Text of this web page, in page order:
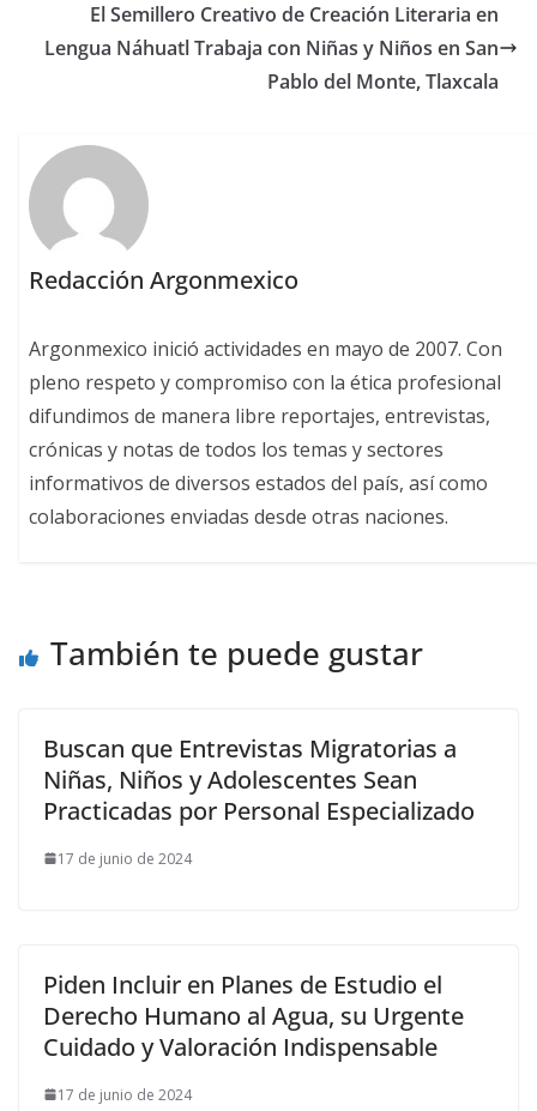
El Semillero Creativo de Creación Literaria en
Lengua Náhuatl Trabaja con Niñas y Niños en San
Pablo del Monte, Tlaxcala
Redacción Argonmexico
Argonmexico inició actividades en mayo de 2007. Con
pleno respeto y compromiso con la ética profesional
difundimos de manera libre reportajes, entrevistas,
crónicas y notas de todos los temas y sectores
informativos de diversos estados del país, así como
colaboraciones enviadas desde otras naciones.
También te puede gustar
Buscan que Entrevistas Migratorias a
Niñas, Niños y Adolescentes Sean
Practicadas por Personal Especializado
17 de junio de 2024
Piden Incluir en Planes de Estudio el
Derecho Humano al Agua, su Urgente
Cuidado y Valoración Indispensable
17 de junio de 2024